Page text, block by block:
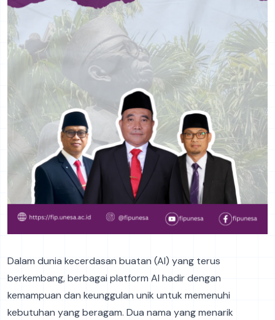
Dalam dunia kecerdasan buatan (AI) yang terus
berkembang, berbagai platform AI hadir dengan
kemampuan dan keunggulan unik untuk memenuhi
kebutuhan yang beragam. Dua nama yang menarik